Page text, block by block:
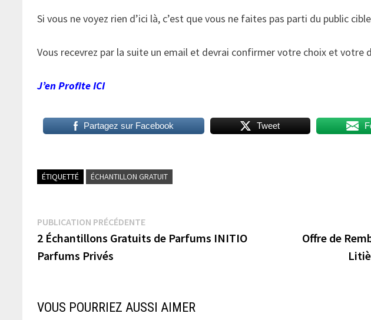
Si vous ne voyez rien d’ici là, c’est que vous ne faites pas parti du public
Vous recevrez par la suite un email et devrai confirmer votre choix et votre
J’en Profite ICI
Partagez sur Facebook Tweet
ÉTIQUETTÉ ÉCHANTILLON GRATUIT
Navigation
de
PUBLICATION PRÉCÉDENTEPublication
précédente :
2 Échantillons Gratuits de Parfums INITIO
Parfums Privés
Offre de
VOUS POURRIEZ AUSSI AIMER